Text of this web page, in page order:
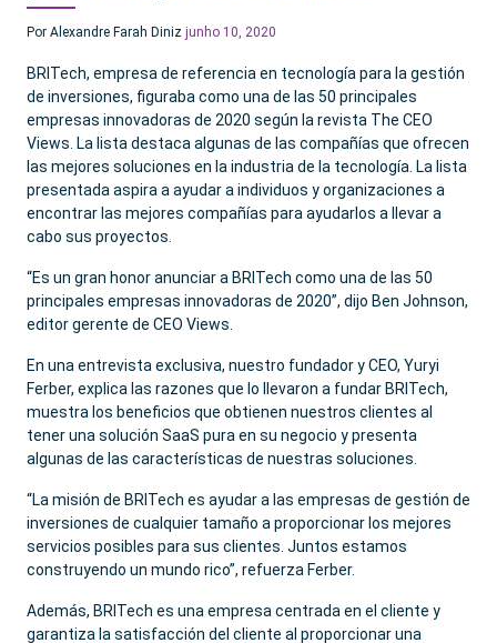
Por Alexandre Farah Diniz junho 10, 2020
BRITech, empresa de referencia en tecnología para la gestión
de inversiones, figuraba como una de las 50 principales
empresas innovadoras de 2020 según la revista The CEO
Views. La lista destaca algunas de las compañías que ofrecen
las mejores soluciones en la industria de la tecnología. La lista
presentada aspira a ayudar a individuos y organizaciones a
encontrar las mejores compañías para ayudarlos a llevar a
cabo sus proyectos.
“Es un gran honor anunciar a BRITech como una de las 50
principales empresas innovadoras de 2020”, dijo Ben Johnson,
editor gerente de CEO Views.
En una entrevista exclusiva, nuestro fundador y CEO, Yuryi
Ferber, explica las razones que lo llevaron a fundar BRITech,
muestra los beneficios que obtienen nuestros clientes al
tener una solución SaaS pura en su negocio y presenta
algunas de las características de nuestras soluciones.
“La misión de BRITech es ayudar a las empresas de gestión de
inversiones de cualquier tamaño a proporcionar los mejores
servicios posibles para sus clientes. Juntos estamos
construyendo un mundo rico”, refuerza Ferber.
Además, BRITech es una empresa centrada en el cliente y
garantiza la satisfacción del cliente al proporcionar una